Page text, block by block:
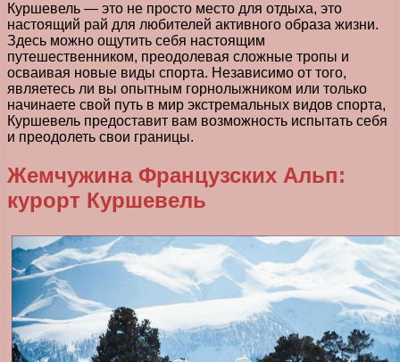
Куршевель — это не просто место для отдыха, это
настоящий рай для любителей активного образа жизни.
Здесь можно ощутить себя настоящим
путешественником, преодолевая сложные тропы и
осваивая новые виды спорта. Независимо от того,
являетесь ли вы опытным горнолыжником или только
начинаете свой путь в мир экстремальных видов спорта,
Куршевель предоставит вам возможность испытать себя
и преодолеть свои границы.
Жемчужина Французских Альп:
курорт Куршевель